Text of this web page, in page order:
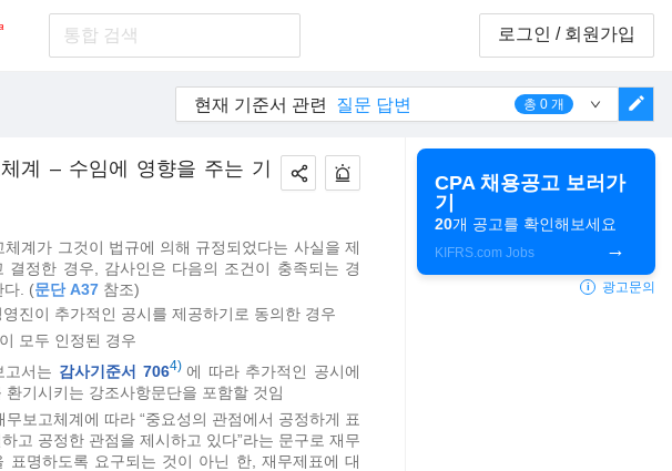
로그인 / 회원가입
현재 기준서 관련 질문 답변 총 0 개 edit
계 – 수임에 영향을 주는 기
계가 그것이 법규에 의해 규정되었다는 사실을 제
결정한 경우, 감사인은 다음의 조건이 충족되는 경
다. (문단 A37 참조)
진이 추가적인 공시를 제공하기로 동의한 경우
모두 인정된 경우
고서는 감사기준서 7064) 에 따라 추가적인 공시에
기시키는 강조사항문단을 포함할 것임
보고체계에 따라 “중요성의 관점에서 공정하게 표
고 공정한 관점을 제시하고 있다”라는 문구로 재무
표명하도록 요구되는 것이 아닌 한, 재무제표에 대
CPA 채용공고 보러가
기
20개 공고를 확인해보세요
KIFRS.com Jobs
i 광고문의